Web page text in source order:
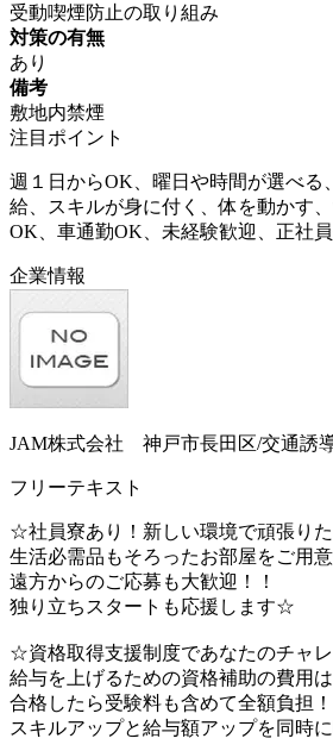
受動喫煙防止の取り組み
対策の有無
あり
備考
敷地内禁煙
注目ポイント
週１日からOK、曜日や時間が選べる
給、スキルが身に付く、体を動かす
OK、車通勤OK、未経験歓迎、正社
企業情報
JAM株式会社 神戸市長田区/交通誘導
フリーテキスト
☆社員寮あり！新しい環境で頑張り
生活必需品もそろったお部屋をご用
遠方からのご応募も大歓迎！！
独り立ちスタートも応援します☆
☆資格取得支援制度であなたのチャ
給与を上げるための資格補助の費用は
合格したら受験料も含めて全額負担
スキルアップと給与額アップを同時